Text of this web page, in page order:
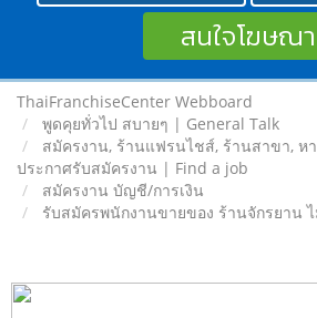
สนใจโฆษณา
ThaiFranchiseCenter Webboard
พูดคุยทั่วไป สบายๆ | General Talk
สมัครงาน, ร้านแฟรนไชส์, ร้านสาขา, ห
ประกาศรับสมัครงาน | Find a job
สมัครงาน บัญชี/การเงิน
รับสมัครพนักงานขายของ ร้านจักรยาน